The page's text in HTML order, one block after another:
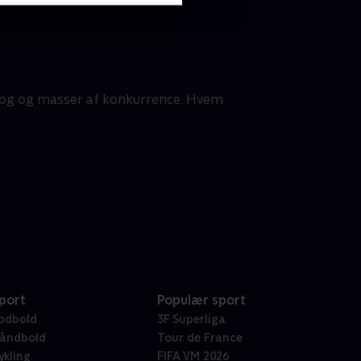
og masser af konkurrence. Hvem
Populær sport
3F Superliga
Tour de France
FIFA VM 2026